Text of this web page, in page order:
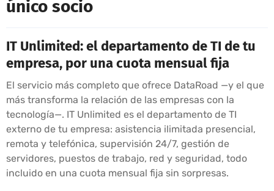
único socio
IT Unlimited: el departamento de TI de tu
empresa, por una cuota mensual fija
El servicio más completo que ofrece DataRoad —y el que
más transforma la relación de las empresas con la
tecnología—. IT Unlimited es el departamento de TI
externo de tu empresa: asistencia ilimitada presencial,
remota y telefónica, supervisión 24/7, gestión de
servidores, puestos de trabajo, red y seguridad, todo
incluido en una cuota mensual fija sin sorpresas.